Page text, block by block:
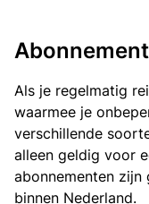
Als je regelmatig
waarmee je
verschillende
alleen geldig voor
abonnementen
binnen Nederland.